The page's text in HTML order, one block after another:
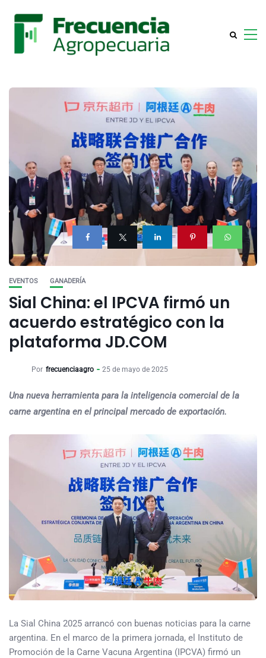
EVENTOS GANADERÍA
Sial China: el IPCVA firmó un
acuerdo estratégico con la
plataforma JD.COM
Por frecuenciaagro 25 de mayo de 2025
Una nueva herramienta para la inteligencia comercial de la
carne argentina en el principal mercado de exportación.
La Sial China 2025 arrancó con buenas noticias para la carne
argentina. En el marco de la primera jornada, el Instituto de
Promoción de la Carne Vacuna Argentina (IPCVA) firmó un